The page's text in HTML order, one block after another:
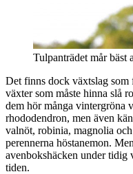
Tulpanträdet mår bäst
Det finns dock växtslag
växter som måste hinna slå
dem hör många vintergröna
rhododendron, men även
valnöt, robinia, magnolia
perennerna höstanemon.
avenbokshäcken under tidig
tiden.